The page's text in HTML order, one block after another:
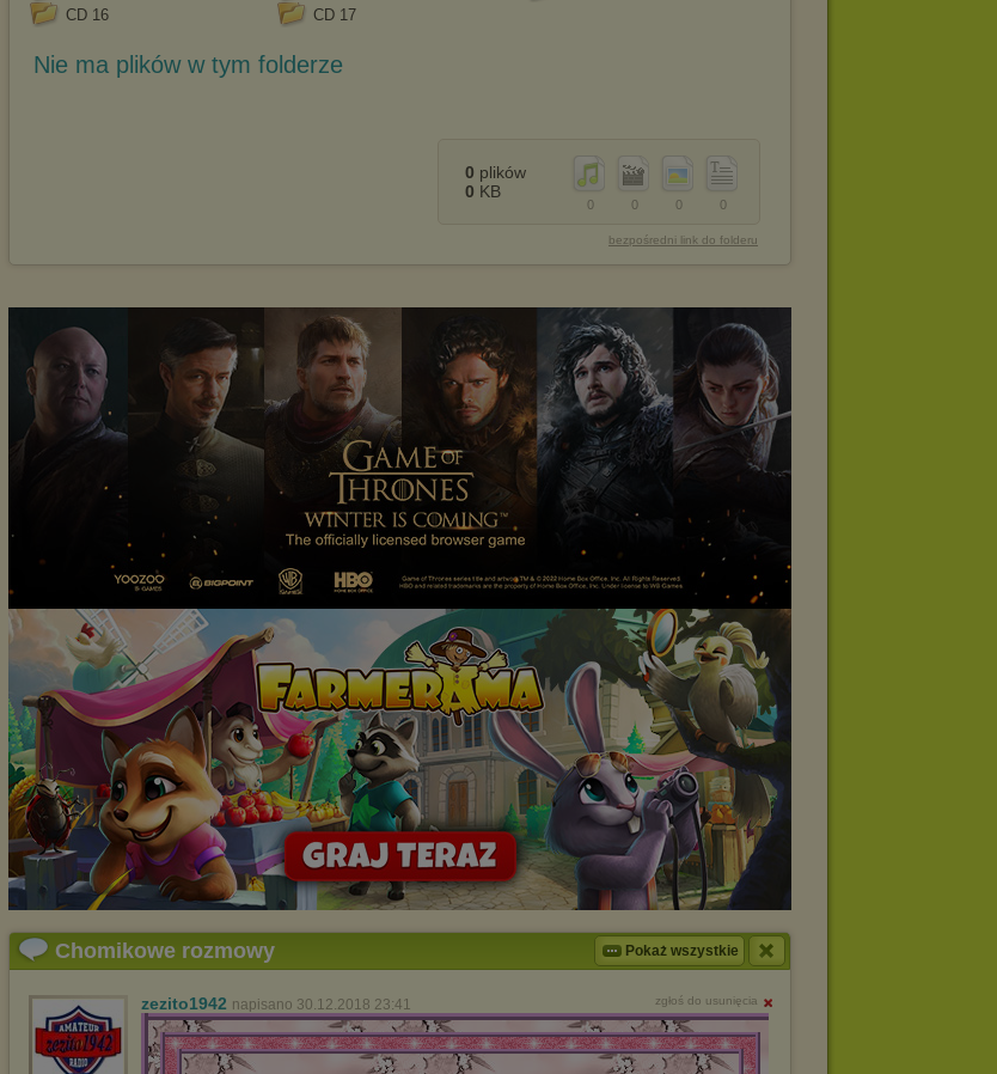
CD 16
CD 17
Nie ma plików w tym folderze
0
0
0
0
0 plików
0 KB
bezpośredni link do folderu
Chomikowe rozmowy Pokaż wszystkie
zezito1942 napisano 30.12.2018 23:41 zgłoś do usunięcia